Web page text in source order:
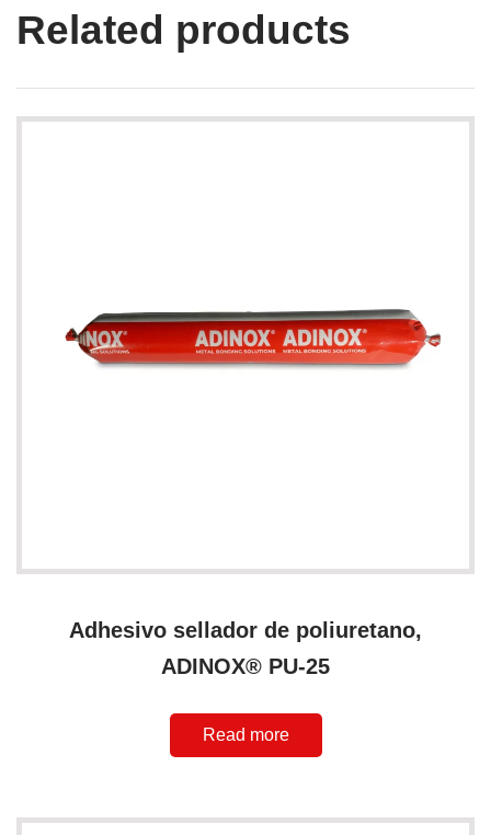
Related products
Adhesivo sellador de poliuretano,
ADINOX® PU-25
Read more